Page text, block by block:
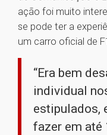
ação foi muito
se pode ter a
um carro oficial de
“Era bem
individual
estipulados,
fazer em até